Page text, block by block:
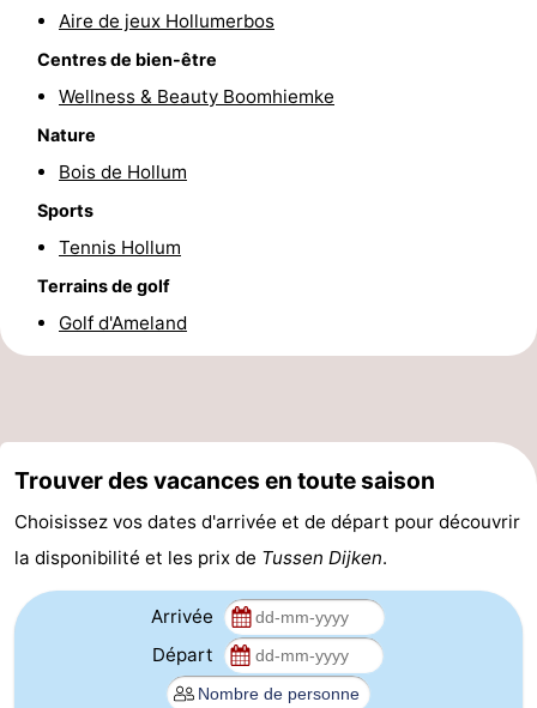
Piscines
Faire
vélo
Randonnée
Équitation
Peche
sur
Wadden
des
Boire
manger
Pratiques
Forum
Aire de jeux Hollumerbos
Centres de bien-être
Wellness & Beauty Boomhiemke
Nature
Bois de Hollum
Sports
Tennis Hollum
Terrains de golf
Golf d'Ameland
Trouver des vacances en toute saison
Choisissez vos dates d'arrivée et de départ pour découvrir
la disponibilité et les prix de Tussen Dijken.
Arrivée
Départ